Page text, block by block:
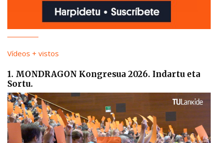
Vídeos + vistos
1. MONDRAGON Kongresua 2026. Indartu eta
Sortu.